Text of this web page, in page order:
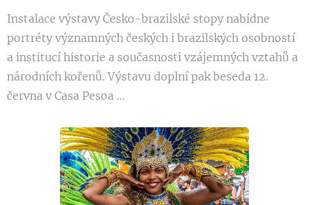
Instalace výstavy Česko-brazilské stopy nabídne
portréty významných českých i brazilských osobností
a institucí historie a současnosti vzájemných vztahů a
národních kořenů. Výstavu doplní pak beseda 12.
června v Casa Pesoa ...